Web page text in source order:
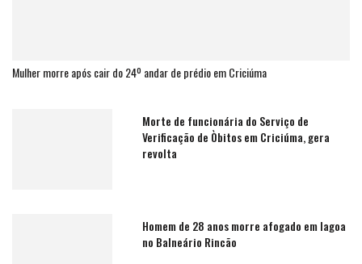
Mulher morre após cair do 24º andar de prédio em Criciúma
Morte de funcionária do Serviço de
Verificação de Òbitos em Criciúma, gera
revolta
Homem de 28 anos morre afogado em lagoa
no Balneário Rincão